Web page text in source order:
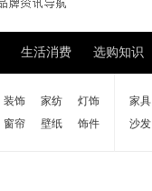
生活消费 选购知识
装饰 家纺
灯饰
窗帘
壁纸 饰件
家具
沙发